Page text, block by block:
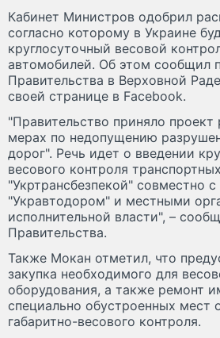
Кабинет Министров одобрил
согласно которому в Украине
круглосуточный весовой
автомобилей. Об этом сообщил
Правительства в Верховной
своей странице в Facebook.
"Правительство приняло
мерах по недопущению
дорог". Речь идет о введении
весового контроля
"Укртрансбезпекой" совместно
"Укравтодором" и местными
исполнительной власти", –
Правительства.
Также Мокан отметил, что
закупка необходимого для
оборудования, а также ремонт
специально обустроенных мест
габаритно-весового контроля.